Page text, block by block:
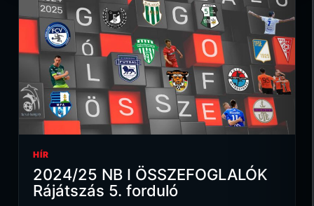
HÍR
2024/25 NB I ÖSSZEFOGLALÓK
Rájátszás 5. forduló